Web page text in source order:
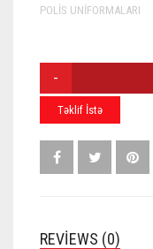
POLIS UNIFORMALARI
QUANTITY
Təklif İstə
REVIEWS (0)